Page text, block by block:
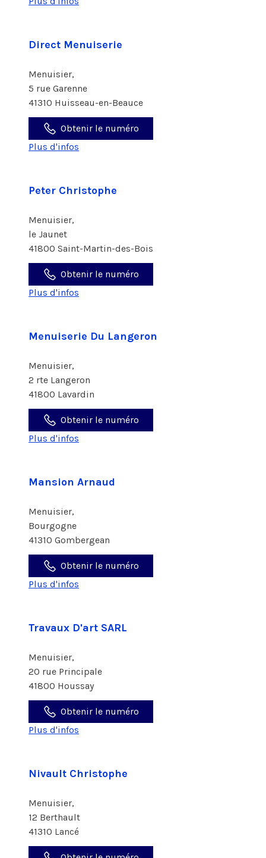
Direct Menuiserie
Menuisier,
5 rue Garenne
41310 Huisseau-en-Beauce
Obtenir le numéro
Plus d'infos
Peter Christophe
Menuisier,
le Jaunet
41800 Saint-Martin-des-Bois
Obtenir le numéro
Plus d'infos
Menuiserie Du Langeron
Menuisier,
2 rte Langeron
41800 Lavardin
Obtenir le numéro
Plus d'infos
Mansion Arnaud
Menuisier,
Bourgogne
41310 Gombergean
Obtenir le numéro
Plus d'infos
Travaux D'art SARL
Menuisier,
20 rue Principale
41800 Houssay
Obtenir le numéro
Plus d'infos
Nivault Christophe
Menuisier,
12 Berthault
41310 Lancé